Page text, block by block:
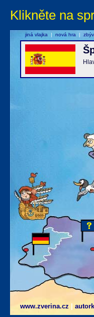
Klikněte na
www.zverina.cz
jiná vlajka | nová hra |